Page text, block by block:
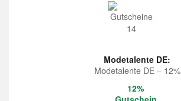
Modetalente DE:
Modetalente DE – 12%
12%